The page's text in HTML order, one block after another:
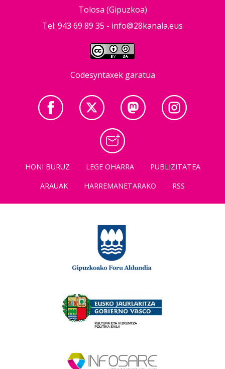
Tolosa (Gipuzkoa)
Tel: 943 69 89 35 - info@28kanala.eus
Codesyntaxek garatua
HONI BURUZ LEGE OHARRA
PUBLIZITATEA
ARAUAK
HARREMANETARAKO RSS